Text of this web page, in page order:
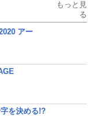
もっと見
る
アー
を決める!?